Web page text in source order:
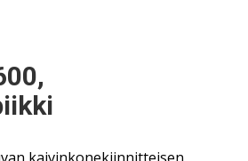
kaivinkonekiinnitteisen